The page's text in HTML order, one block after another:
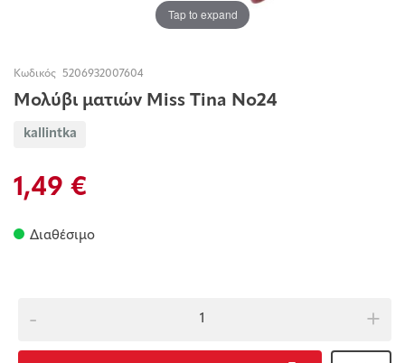
Tap to expand
Κωδικός 5206932007604
Μολύβι ματιών Miss Τina Νο24
kallintka
1,49 €
Διαθέσιμο
- +